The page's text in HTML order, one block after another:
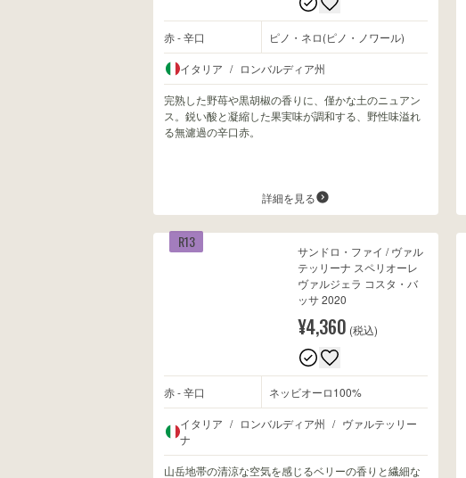
赤 - 辛口 ピノ・ネロ(ピノ・ノワール)
イタリア / ロンバルディア州
完熟した野苺や黒胡椒の香りに、僅かな土のニュアン
ス。鋭い酸と凝縮した果実味が調和する、野性味溢れ
る無濾過の辛口赤。
詳細を見る
R13
サンドロ・ファイ / ヴァル
テッリーナ スペリオーレ
ヴァルジェラ コスタ・バ
ッサ 2020
¥4,360 (税込)
赤 - 辛口 ネッビオーロ100%
イタリア / ロンバルディア州 / ヴァルテッリー
ナ
山岳地帯の清涼な空気を感じるベリーの香りと繊細な